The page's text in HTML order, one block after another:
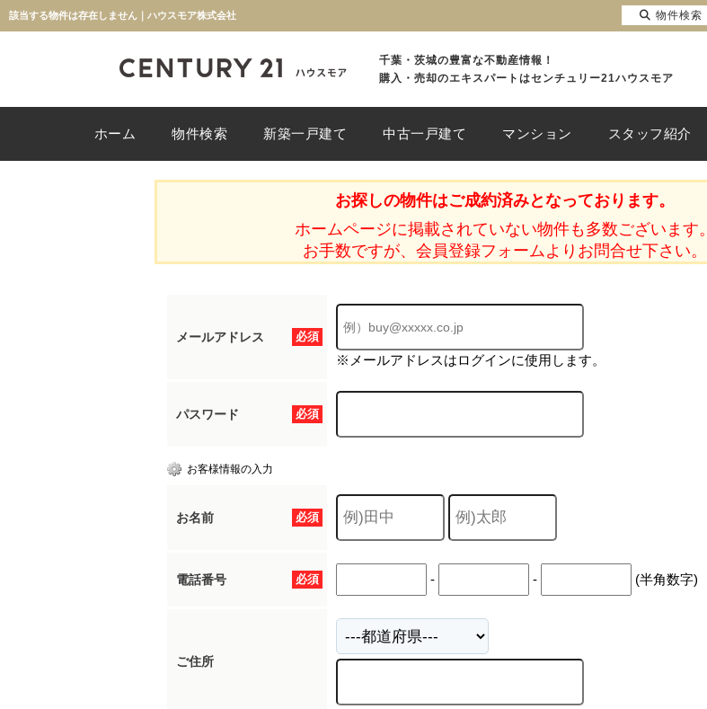
該当する物件は存在しません｜ハウスモア株式会社
千葉・茨城の豊富な不動産情報！
購入・売却のエキスパートはセンチュリー21ハウスモア
ホーム 物件検索 新築一戸建て 中古一戸建て マンション スタッフ紹介
お探しの物件はご成約済みとなっております。
ホームページに掲載されていない物件も多数ございます。
お手数ですが、会員登録フォームよりお問合せ下さい。
必須
メールアドレス
※メールアドレスはログインに使用します。
必須
パスワード
お客様情報の入力
必須
お名前
必須
電話番号 - - (半角数字)
ご住所
物件検索